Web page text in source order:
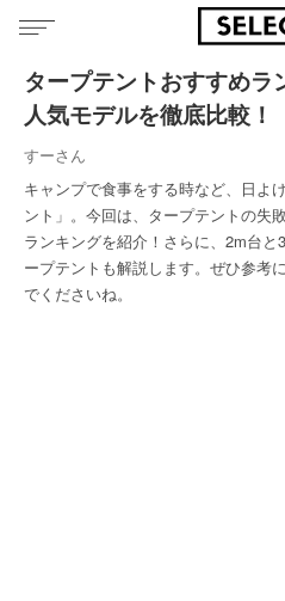
タープテントおすすめ
人気モデルを徹底比較！
すーさん
キャンプで食事をする時など、日よ
ント」。今回は、タープテントの失
ランキングを紹介！さらに、2m台
ープテントも解説します。ぜひ参考
でくださいね。